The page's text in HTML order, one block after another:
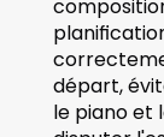
départ,
le piano et